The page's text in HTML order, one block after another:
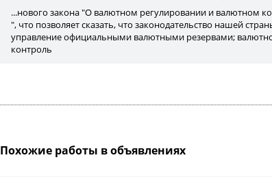
...нового закона "О валютном регулировании и валютном
", что позволяет сказать, что законодательство нашей
управление официальными валютными резервами;
контроль
Похожие работы в объявлениях